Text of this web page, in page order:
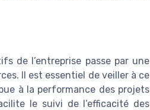
de l’entreprise passe par une
Il est essentiel de veiller à ce
à la performance des projets
le suivi de l’efficacité des